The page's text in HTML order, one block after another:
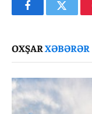
FacebookTwitter
OXŞARXƏBƏRƏR